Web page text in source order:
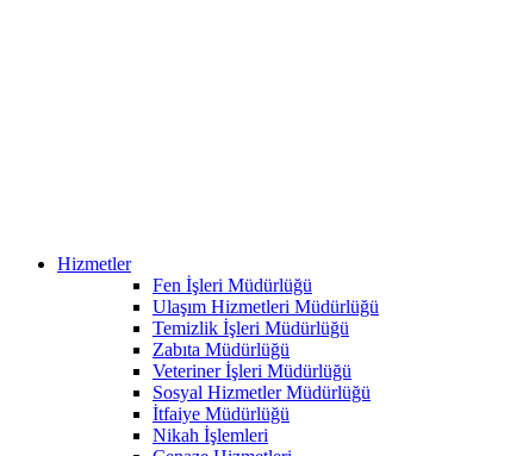
Hizmetler
Fen İşleri Müdürlüğü
Ulaşım Hizmetleri Müdürlüğü
Temizlik İşleri Müdürlüğü
Zabıta Müdürlüğü
Veteriner İşleri Müdürlüğü
Sosyal Hizmetler Müdürlüğü
İtfaiye Müdürlüğü
Nikah İşlemleri